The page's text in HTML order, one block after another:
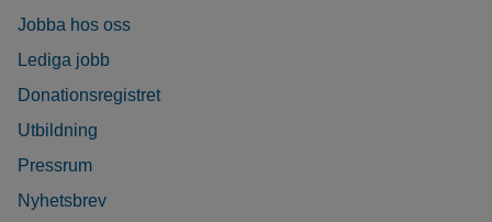
Jobba hos oss
Lediga jobb
Donationsregistret
Utbildning
Pressrum
Nyhetsbrev